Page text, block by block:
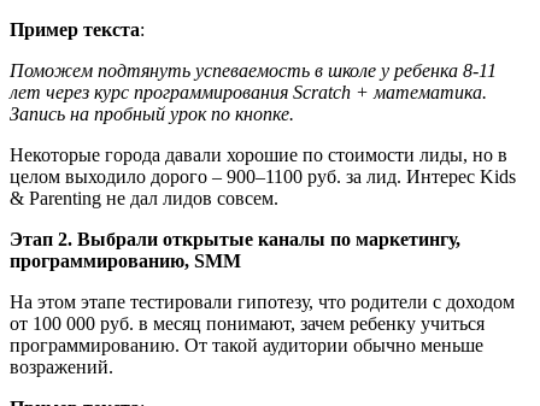
Пример текста:
Поможем подтянуть успеваемость в школе у ребенка 8-11
лет через курс программирования Scratch + математика.
Запись на пробный урок по кнопке.
Некоторые города давали хорошие по стоимости лиды, но в
целом выходило дорого – 900–1100 руб. за лид. Интерес Kids
& Parenting не дал лидов совсем.
Этап 2. Выбрали открытые каналы по маркетингу,
программированию, SMM
На этом этапе тестировали гипотезу, что родители с доходом
от 100 000 руб. в месяц понимают, зачем ребенку учиться
программированию. От такой аудитории обычно меньше
возражений.